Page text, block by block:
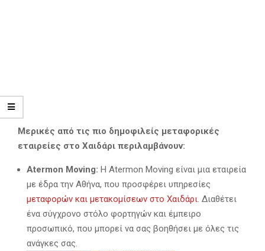
Μερικές από τις πιο δημοφιλείς μεταφορικές
εταιρείες στο Χαιδάρι περιλαμβάνουν:
Atermon Moving: Η Atermon Moving είναι μια εταιρεία
με έδρα την Αθήνα, που προσφέρει υπηρεσίες
μεταφορών και μετακομίσεων στο Χαιδάρι. Διαθέτει
ένα σύγχρονο στόλο φορτηγών και έμπειρο
προσωπικό, που μπορεί να σας βοηθήσει με όλες τις
ανάγκες σας.